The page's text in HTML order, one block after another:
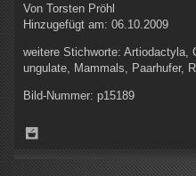
Von Torsten Pröhl
Hinzugefügt am: 06.10.2009
weitere Stichworte: Artiodactyla,
ungulate, Mammals, Paarhufer,
Bild-Nummer: p15189